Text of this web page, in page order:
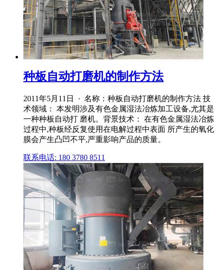
种板自动打磨机的制作方法
2011年5月11日 · 名称：种板自动打磨机的制作方法 技
术领域： 本发明涉及有色金属湿法冶炼加工设备,尤其是
一种种板自动打 磨机。背景技术： 在有色金属湿法冶炼
过程中,种板经反复使用在电解过程中表面 所产生的氧化
膜会产生凸凹不平,严重影响产品的质量。
联系电话: 180 3780 8511